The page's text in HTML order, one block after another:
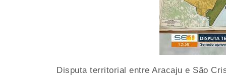
Disputa territorial entre Aracaju e São